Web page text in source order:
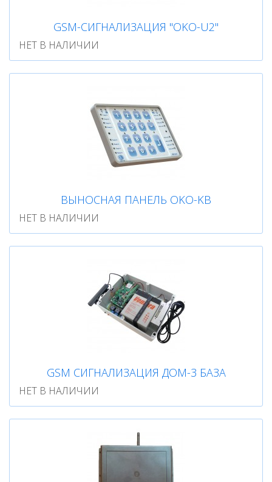
GSM-СИГНАЛИЗАЦИЯ "OKO-U2"
НЕТ В НАЛИЧИИ
ВЫНОСНАЯ ПАНЕЛЬ OKO-KB
НЕТ В НАЛИЧИИ
GSM СИГНАЛИЗАЦИЯ ДОМ-3 БАЗА
НЕТ В НАЛИЧИИ